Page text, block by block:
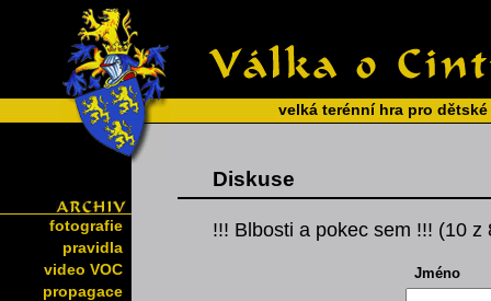
velká terénní hra pro
fotografie
pravidla
video VOC
propagace
Diskuse
!!! Blbosti a pokec sem !!! (10 z
Jméno